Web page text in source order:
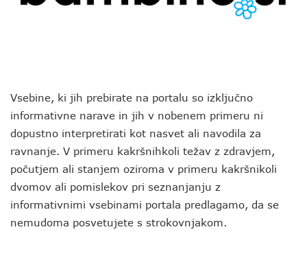
Vsebine, ki jih prebirate na portalu so izključno
informativne narave in jih v nobenem primeru ni
dopustno interpretirati kot nasvet ali navodila za
ravnanje. V primeru kakršnihkoli težav z zdravjem,
počutjem ali stanjem oziroma v primeru kakršnikoli
dvomov ali pomislekov pri seznanjanju z
informativnimi vsebinami portala predlagamo, da se
nemudoma posvetujete s strokovnjakom.